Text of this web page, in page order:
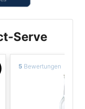
Serve
5 Bewertungen